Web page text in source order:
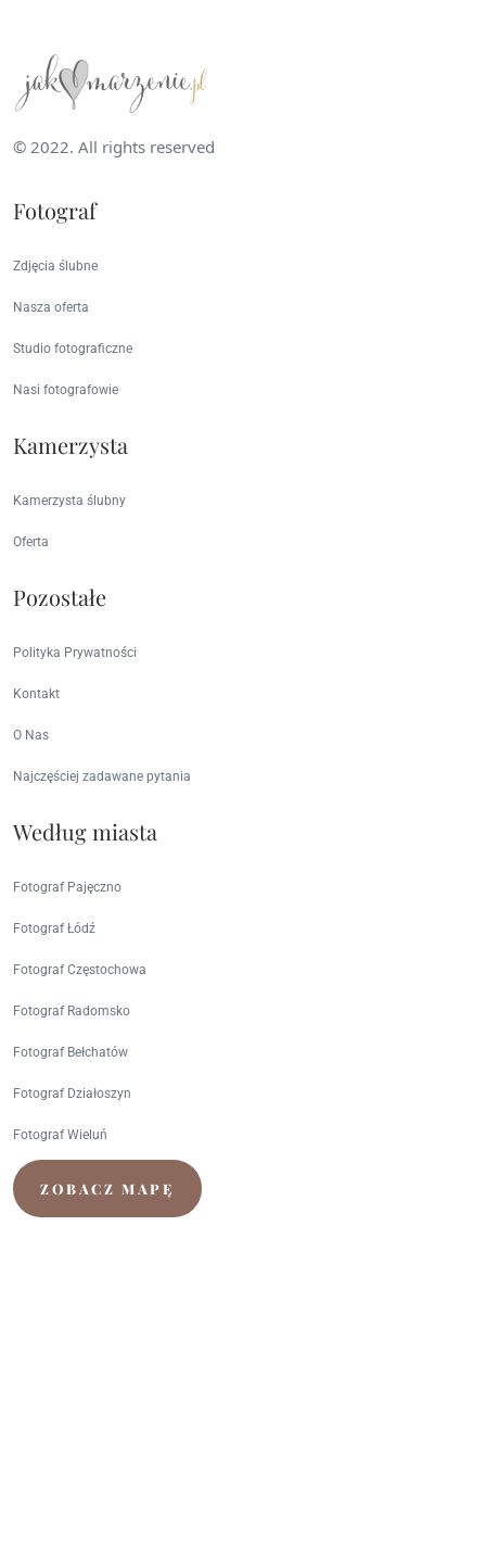
© 2022. All rights reserved
Fotograf
Zdjęcia ślubne
Nasza oferta
Studio fotograficzne
Nasi fotografowie
Kamerzysta
Kamerzysta ślubny
Oferta
Pozostałe
Polityka Prywatności
Kontakt
O Nas
Najczęściej zadawane pytania
Według miasta
Fotograf Pajęczno
Fotograf Łódź
Fotograf Częstochowa
Fotograf Radomsko
Fotograf Bełchatów
Fotograf Działoszyn
Fotograf Wieluń
ZOBACZ MAPĘ